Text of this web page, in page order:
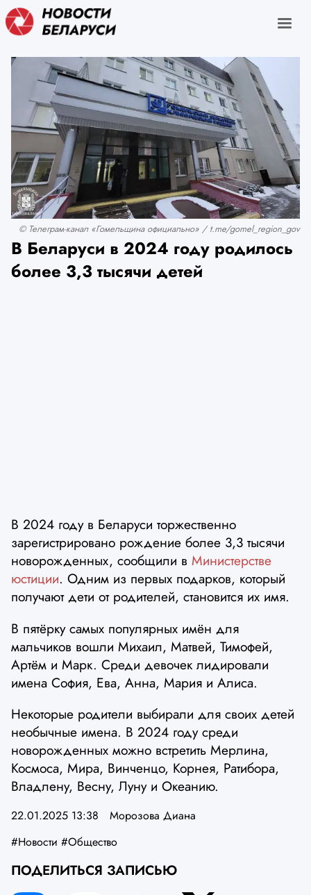
© Телеграм-канал «Гомельщина официально» / t.me/gomel_region_gov
В Беларуси в 2024 году родилось
более 3,3 тысячи детей
В 2024 году в Беларуси торжественно
зарегистрировано рождение более 3,3 тысячи
новорожденных, сообщили в Министерстве
юстиции. Одним из первых подарков, который
получают дети от родителей, становится их имя.
В пятёрку самых популярных имён для
мальчиков вошли Михаил, Матвей, Тимофей,
Артём и Марк. Среди девочек лидировали
имена София, Ева, Анна, Мария и Алиса.
Некоторые родители выбирали для своих детей
необычные имена. В 2024 году среди
новорожденных можно встретить Мерлина,
Космоса, Мира, Винченцо, Корнея, Ратибора,
Владлену, Весну, Луну и Океанию.
22.01.2025 13:38
Морозова Диана
#Новости #Общество
ПОДЕЛИТЬСЯ ЗАПИСЬЮ